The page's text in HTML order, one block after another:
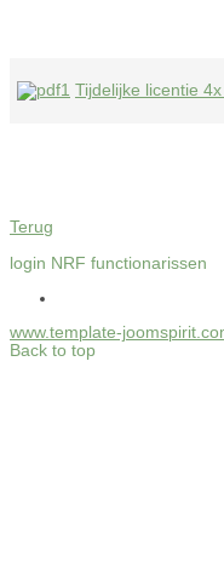
Tijdelijke licentie
Terug
login NRF functionarissen
www.template-
Back to top